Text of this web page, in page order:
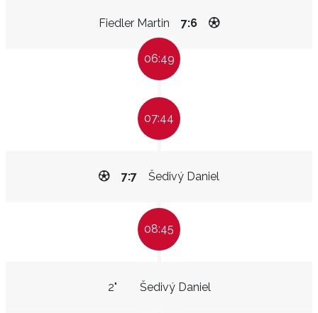
Fiedler Martin 7:6
06:49
07:44
Šedivý Daniel
7:7
08:45
Šedivý Daniel
2"